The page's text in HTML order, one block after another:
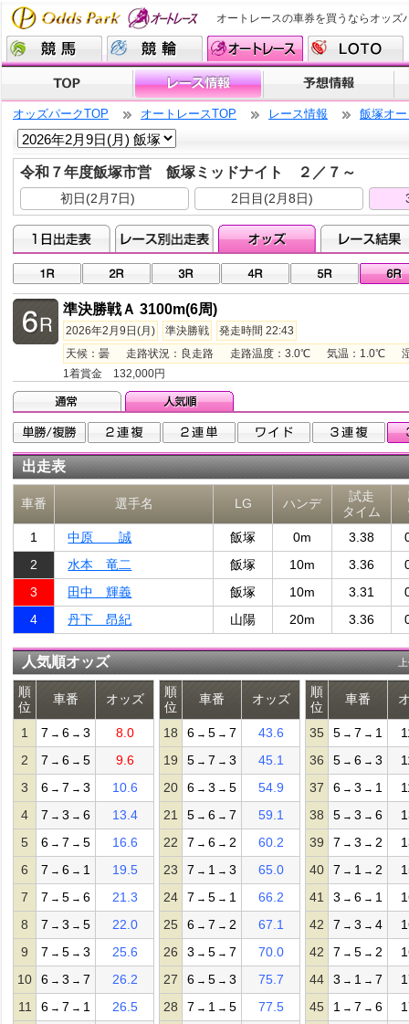
オートレースの車券を買うならオッズ
オッズパークTOP オートレースTOP レース情報 飯塚オ
令和７年度飯塚市営 飯塚ミッドナイト ２／７～
初日(2月7日) 2日目(2月8日)
準決勝戦Ａ 3100m(6周)
2026年2月9日(月) 準決勝戦
発走時間 22:43
天候：曇 走路状況：良走路 走路温度：3.0℃ 気温：1.0℃
1着賞金 132,000円
出走表
車番 選手名 LG ハンデ
試走
タイム
1
中原 誠 飯塚 0m 3.38
2
水本 竜二 飯塚 10m 3.36
3
田中 輝義 飯塚 10m 3.31
4
丹下 昂紀 山陽 20m 3.36
人気順オッズ
順
位
車番 オッズ
1 7 → 6 → 3
8.0
2
7 → 6 → 5
9.6
3
6 → 7 → 3
10.6
4
7 → 3 → 6
13.4
5
6 → 7 → 5
16.6
6
7 → 6 → 1
19.5
7
7 → 5 → 6
21.3
8
7 → 3 → 5
22.0
9
7 → 5 → 3
25.6
10
6 → 3 → 7
26.2
11
6 → 7 → 1
26.5
順
位
車番 オッズ
18 6 → 5 → 7
43.6
19
5 → 7 → 3
45.1
20
6 → 3 → 5
54.9
21
5 → 6 → 7
59.1
22
7 → 6 → 2
60.2
23
7 → 1 → 3
65.0
24
7 → 5 → 1
66.2
25
6 → 7 → 2
67.1
26
3 → 5 → 7
70.0
27
6 → 5 → 3
75.7
28
7 → 1 → 5
77.5
順
位
車番
35 5 → 7 → 1
36
5 → 6 → 3
37
6 → 3 → 1
38
5 → 3 → 6
39
7 → 3 → 2
40
7 → 1 → 2
41
3 → 6 → 1
42
7 → 3 → 4
42
7 → 5 → 2
44
3 → 1 → 7
45
1 → 7 → 6